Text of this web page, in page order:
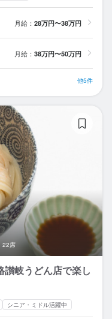
月給： 28万円〜38万円
月給： 38万円〜50万円
他5件
22席
讃岐うどん店で楽し
シニア・ミドル活躍中